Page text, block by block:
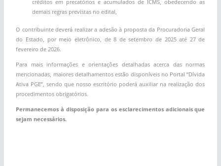
créditos em precatórios e acumulados de ICMS, obedecendo as
demais regras previstas no edital,
O contribuinte deverá realizar a adesão à proposta da Procuradoria Geral
do Estado, por meio eletrônico, de 8 de setembro de 2025 até 27 de
fevereiro de 2026.
Para mais informações e orientações detalhadas acerca das normas
mencionadas, maiores detalhamentos estão disponíveis no Portal “Dívida
Ativa PGE”, sendo que nosso escritório poderá auxiliar na realização dos
procedimentos obrigatórios.
Permanecemos à disposição para os esclarecimentos adicionais que
sejam necessários.